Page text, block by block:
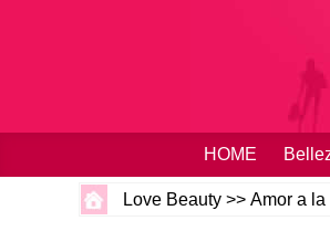
HOME
Love Beauty >> Amor a la